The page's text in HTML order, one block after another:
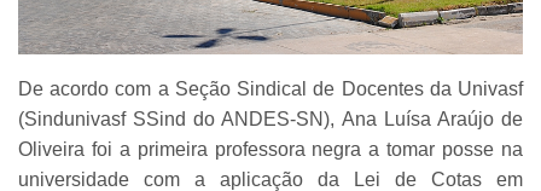
De acordo com a Seção Sindical de Docentes da Univasf
(Sindunivasf SSind do ANDES-SN), Ana Luísa Araújo de
Oliveira foi a primeira professora negra a tomar posse na
universidade com a aplicação da Lei de Cotas em